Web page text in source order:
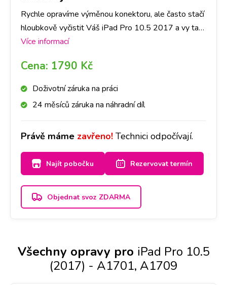
Rychle opravíme výměnou konektoru, ale často stačí
hloubkově vyčistit Váš iPad Pro 10.5 2017 a vy tak
ušetříte čas i peníze. Nejlepší je nyní se zastavit na
Více informací
Cena: 1790 Kč
Doživotní záruka na práci
24 měsíců záruka na náhradní díl
Právě máme zavřeno! Technici odpočívají.
Najít pobočku Rezervovat termín
Objednat svoz ZDARMA
Všechny opravy pro iPad Pro 10.5
(2017) - A1701, A1709